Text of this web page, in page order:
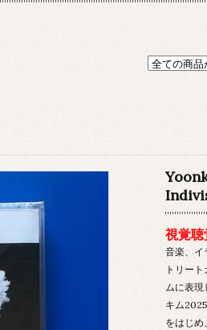
視覚聴
音楽、イ
トリー
ムに表現
キム
をはじめ